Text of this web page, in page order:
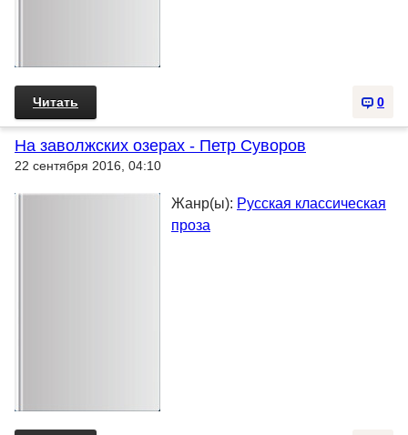
0
Читать
На заволжских озерах - Петр Суворов
22 сентября 2016, 04:10
Жанр(ы): Русская классическая
проза